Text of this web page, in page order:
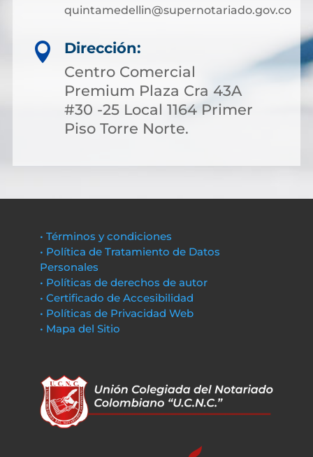
quintamedellin@supernotariado.gov.co

Dirección:
Centro Comercial
Premium Plaza Cra 43A
#30 -25 Local 1164 Primer
Piso Torre Norte.
• Términos y condiciones
• Política de Tratamiento de Datos
Personales
• Políticas de derechos de autor
• Certificado de Accesibilidad
• Políticas de Privacidad Web
• Mapa del Sitio